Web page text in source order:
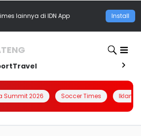
lainnya di IDN App Install
Travel
Summit 2026 Soccer Times Iklanin